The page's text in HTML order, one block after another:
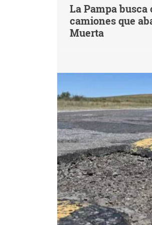
La Pampa busca
camiones que
Muerta